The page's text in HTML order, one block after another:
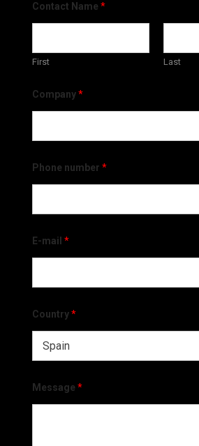
Contact Name *
First Last
Company*
Phone number *
E-mail *
Country*
Message *